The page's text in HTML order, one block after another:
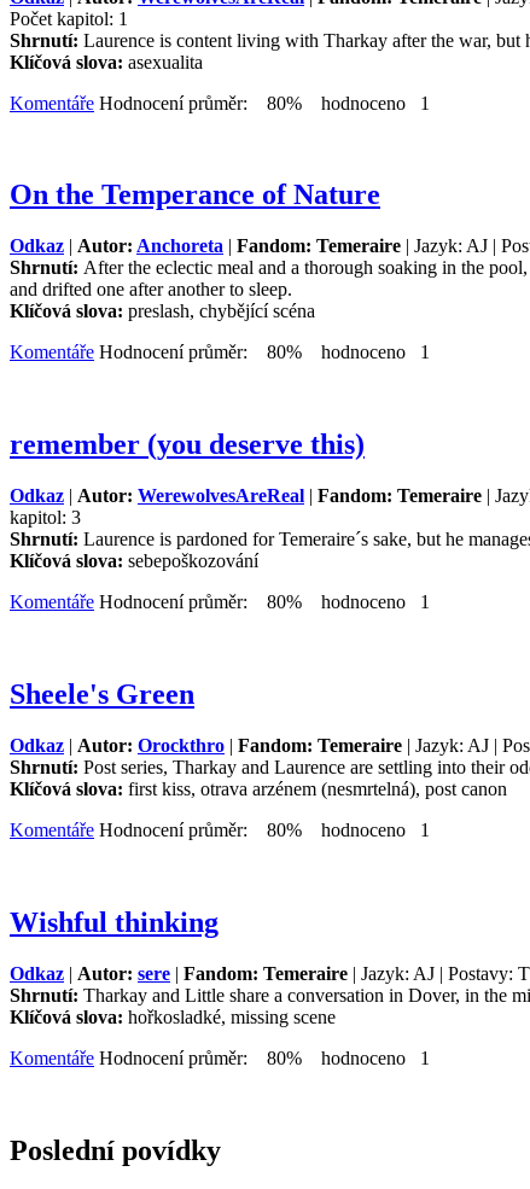
Počet kapitol: 1
Shrnutí: Laurence is content living with Tharkay after the war, but
Klíčová slova: asexualita
Komentáře Hodnocení průměr: 80% hodnoceno 1
On the Temperance of Nature
Odkaz | Autor: Anchoreta | Fandom: Temeraire | Jazyk: AJ |
Shrnutí: After the eclectic meal and a thorough soaking in the
and drifted one after another to sleep.
Klíčová slova: preslash, chybějící scéna
Komentáře Hodnocení průměr: 80% hodnoceno 1
remember (you deserve this)
Odkaz | Autor: WerewolvesAreReal | Fandom: Temeraire |
kapitol: 3
Shrnutí: Laurence is pardoned for Temeraire´s sake, but he
Klíčová slova: sebepoškozování
Komentáře Hodnocení průměr: 80% hodnoceno 1
Sheele's Green
Odkaz | Autor: Orockthro | Fandom: Temeraire | Jazyk: AJ |
Shrnutí: Post series, Tharkay and Laurence are settling into their
Klíčová slova: first kiss, otrava arzénem (nesmrtelná), post canon
Komentáře Hodnocení průměr: 80% hodnoceno 1
Wishful thinking
Odkaz | Autor: sere | Fandom: Temeraire | Jazyk: AJ | Postavy:
Shrnutí: Tharkay and Little share a conversation in Dover, in the
Klíčová slova: hořkosladké, missing scene
Komentáře Hodnocení průměr: 80% hodnoceno 1
Poslední povídky